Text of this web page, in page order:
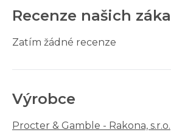
Recenze našich
Zatím žádné recenze
Výrobce
Procter & Gamble - Rakona, s.r.o.